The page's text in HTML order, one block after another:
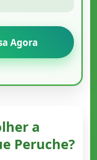
Agora
a
Peruche?